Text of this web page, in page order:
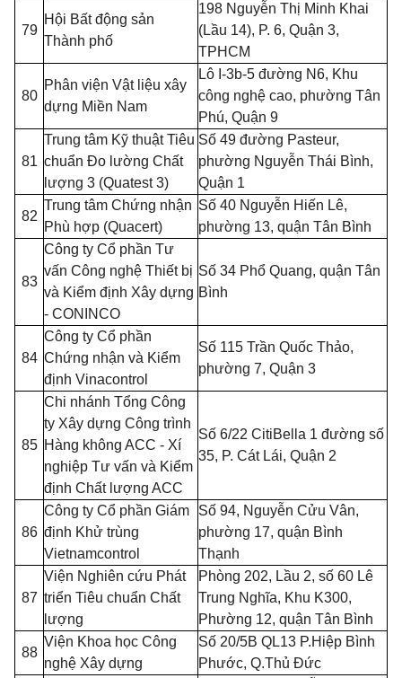
79
Hội Bất động sản
Thành phố
198 Nguyễn Thị Minh Khai
(Lầu 14), P. 6, Quận 3,
TPHCM
80
Phân viện Vật liệu xây
dựng Miền Nam
Lô -3b-5 đường N6, Khu
công nghệ cao, phường Tân
Phú, Quận 9
81
Trung tâm Kỹ thuật Tiêu
chuẩn Đo lường Chất
lượng 3 (Quatest 3)
Số 49 đường Pasteur,
phường Nguyễn Thái Bình,
Quận 1
82
Trung tâm Chứng nhận
Phù hợp (Quacert)
Số 40 Nguyễn Hiến Lê,
phường 13, quận Tân Bình
83
Công ty Cổ phần Tư
vấn Công nghệ Thiết bị
và Kiểm định Xây dựng
- CONINCO
Số 34 Phổ Quang, quận Tân
Bình
84
Công ty Cổ phần
Chứng nhận và Kiểm
định Vinacontrol
Số 115 Trần Quốc Thảo,
phường 7, Quận 3
85
Chi nhánh Tổng Công
ty Xây dựng Công trình
Hàng không ACC - Xí
nghiệp Tư vấn và Kiểm
định Chất lượng ACC
Số 6/22 CitiBella 1 đường số
35, P. Cát Lái, Quận 2
86
Công ty Cổ phần Giám
định Khử trùng
Vietnamcontrol
Số 94, Nguyễn Cửu Vân,
phường 17, quận Bình
Thạnh
87
Viện Nghiên cứu Phát
triển Tiêu chuẩn Chất
lượng
Phòng 202, Lầu 2, số 60 Lê
Trung Nghĩa, Khu K300,
Phường 12, quận Tân Bình
88
Viện Khoa học Công
nghệ Xây dựng
Số 20/5B QL13 P.Hiệp Bình
Phước, Q.Thủ Đức